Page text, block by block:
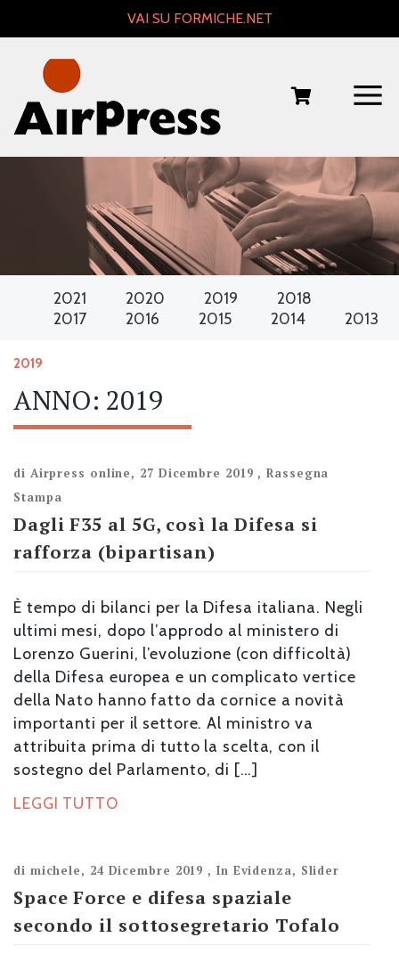
VAI SU FORMICHE.NET
2021 2020 2019
2018
2017
2016 2015 2014 2013
2019
ANNO: 2019
di Airpress online, 27 Dicembre 2019 ,Rassegna
Stampa
Dagli F35 al 5G, così la Difesa si
rafforza (bipartisan)
È tempo di bilanci per la Difesa italiana. Negli
ultimi mesi, dopo l’approdo al ministero di
Lorenzo Guerini, l’evoluzione (con difficoltà)
della Difesa europea e un complicato vertice
della Nato hanno fatto da cornice a novità
importanti per il settore. Al ministro va
attribuita prima di tutto la scelta, con il
sostegno del Parlamento, di […]
LEGGI TUTTO
di michele, 24 Dicembre 2019 , In Evidenza, Slider
Space Force e difesa spaziale
secondo il sottosegretario Tofalo